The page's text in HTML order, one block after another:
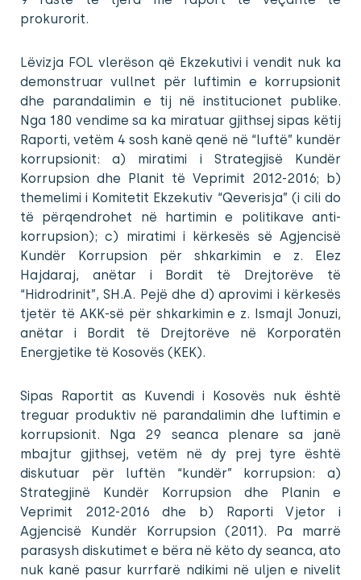
prokurorit.
Lëvizja FOL vlerëson që Ekzekutivi i vendit nuk ka
demonstruar vullnet për luftimin e korrupsionit
dhe parandalimin e tij në institucionet publike.
Nga 180 vendime sa ka miratuar gjithsej sipas këtij
Raporti, vetëm 4 sosh kanë qenë në “luftë” kundër
korrupsionit: a) miratimi i Strategjisë Kundër
Korrupsion dhe Planit të Veprimit 2012-2016; b)
themelimi i Komitetit Ekzekutiv “Qeverisja” (i cili do
të përqendrohet në hartimin e politikave anti-
korrupsion); c) miratimi i kërkesës së Agjencisë
Kundër Korrupsion për shkarkimin e z. Elez
Hajdaraj, anëtar i Bordit të Drejtorëve të
“Hidrodrinit”, SH.A. Pejë dhe d) aprovimi i kërkesës
tjetër të AKK-së për shkarkimin e z. Ismajl Jonuzi,
anëtar i Bordit të Drejtorëve në Korporatën
Energjetike të Kosovës (KEK).
Sipas Raportit as Kuvendi i Kosovës nuk është
treguar produktiv në parandalimin dhe luftimin e
korrupsionit. Nga 29 seanca plenare sa janë
mbajtur gjithsej, vetëm në dy prej tyre është
diskutuar për luftën “kundër” korrupsion: a)
Strategjinë Kundër Korrupsion dhe Planin e
Veprimit 2012-2016 dhe b) Raporti Vjetor i
Agjencisë Kundër Korrupsion (2011). Pa marrë
parasysh diskutimet e bëra në këto dy seanca, ato
nuk kanë pasur kurrfarë ndikimi në uljen e nivelit